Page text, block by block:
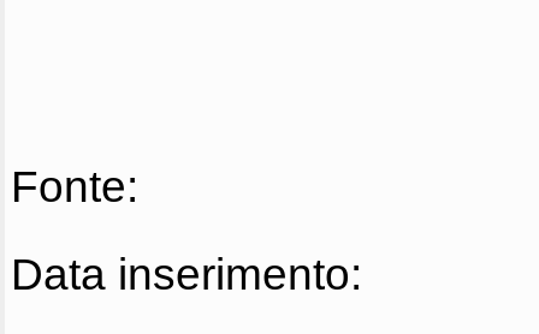
Fonte:
Data inserimento: